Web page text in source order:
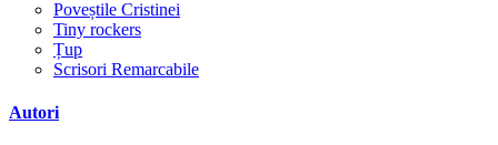
Poveștile Cristinei
Tiny rockers
Țup
Scrisori Remarcabile
Autori